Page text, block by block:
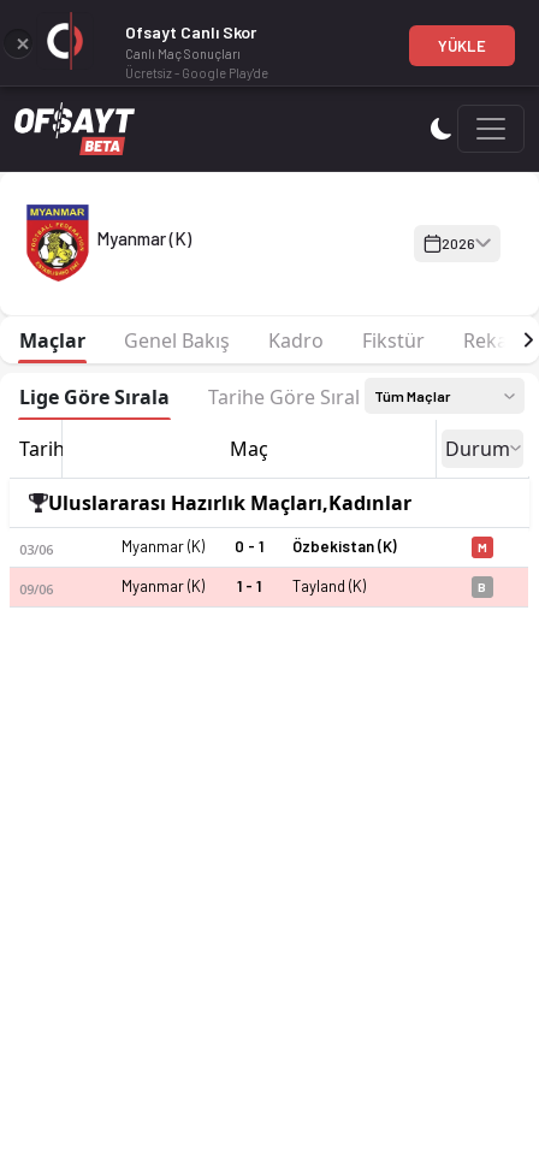
Myanmar (K) 2026 sezonu Kadro, fikstür ve canlı skor
Myanmar (K) 2026
Maçlar Genel Bakış Kadro Fikstür Rekabet
Lige Göre Sırala Tarihe Göre Sırala Tüm Maçlar
Tarih Maç Durum
Uluslararası Hazırlık Maçları,Kadınlar
03/06 Myanmar (K) 0 - 1 Özbekistan (K) M
09/06 Myanmar (K) 1 - 1 Tayland (K) B
Ofsayt Canlı Skor
Canlı Maç Sonuçları
Ücretsiz - Google Play'de
YÜKLE